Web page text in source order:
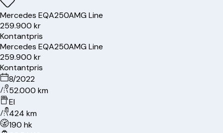
Mercedes EQA250AMG Line
259.900 kr
Kontantpris
Mercedes EQA250AMG Line
259.900 kr
Kontantpris
8/2022
52.000 km
El
424 km
190 hk